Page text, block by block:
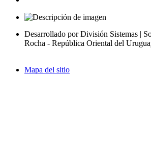
Desarrollado por División Sistemas |
Rocha - República Oriental del
Mapa del sitio